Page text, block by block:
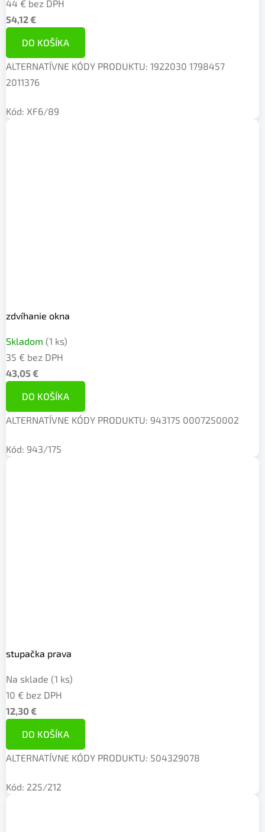
44 € bez DPH
54,12 €
DO KOŠÍKA
ALTERNATÍVNE KÓDY PRODUKTU: 1922030 1798457
2011376
Kód: XF6/89
zdvíhanie okna
Skladom (1 ks)
35 € bez DPH
43,05 €
DO KOŠÍKA
ALTERNATÍVNE KÓDY PRODUKTU: 943175 0007250002
Kód: 943/175
stupačka prava
Na sklade (1 ks)
10 € bez DPH
12,30 €
DO KOŠÍKA
ALTERNATÍVNE KÓDY PRODUKTU: 504329078
Kód: 225/212